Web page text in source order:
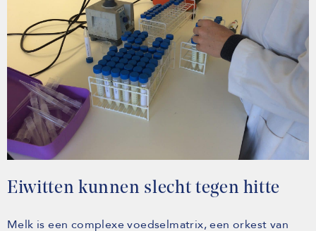
Eiwitten kunnen slecht tegen hitte
Melk is een complexe voedselmatrix, een orkest van